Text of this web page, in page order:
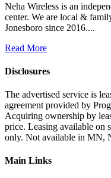
Neha Wireless is an
center. We are local &
Jonesboro since 2016....
Read More
Disclosures
The advertised service is
agreement provided by
Acquiring ownership by
price. Leasing available on
only. Not available in MN,
Main Links